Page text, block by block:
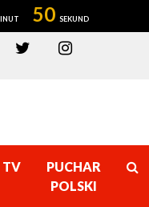
50
TV
PUCHAR
POLSKI